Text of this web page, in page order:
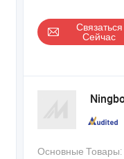
Связаться
Сейчас
Основные Товары: